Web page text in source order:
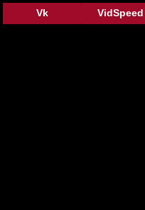
VidSpeed
Vk